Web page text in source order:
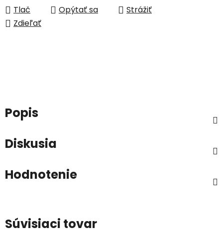
Tlač Opýtať sa
Strážiť
Zdieľať
Popis
Diskusia
Hodnotenie
Súvisiaci tovar